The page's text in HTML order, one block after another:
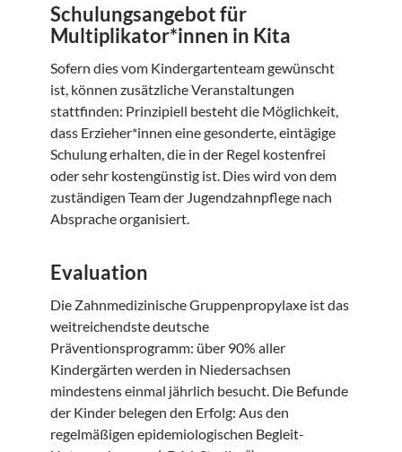
Schulungsangebot für
Multiplikator*innen in Kita
Sofern dies vom Kindergartenteam gewünscht
ist, können zusätzliche Veranstaltungen
stattfinden: Prinzipiell besteht die Möglichkeit,
dass Erzieher*innen eine gesonderte, eintägige
Schulung erhalten, die in der Regel kostenfrei
oder sehr kostengünstig ist. Dies wird von dem
zuständigen Team der Jugendzahnpflege nach
Absprache organisiert.
Evaluation
Die Zahnmedizinische Gruppenpropylaxe ist das
weitreichendste deutsche
Präventionsprogramm: über 90% aller
Kindergärten werden in Niedersachsen
mindestens einmal jährlich besucht. Die Befunde
der Kinder belegen den Erfolg: Aus den
regelmäßigen epidemiologischen Begleit-